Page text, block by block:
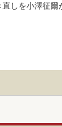
しを小澤征爾